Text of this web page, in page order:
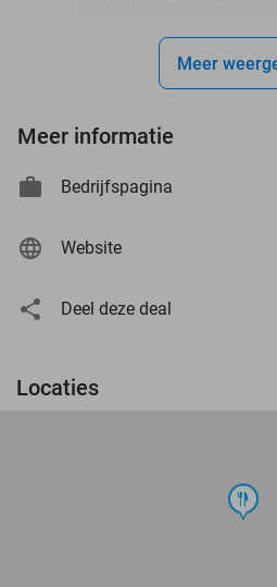
Meer
Meer informatie
Bedrijfspagina
Website
Deel deze deal
Locaties
food